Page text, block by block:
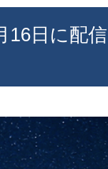
16日に配信